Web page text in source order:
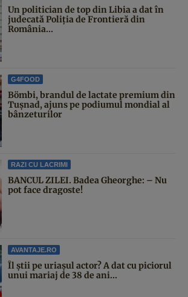
Un politician de top din Libia a dat în
judecată Poliția de Frontieră din
România...
G4FOOD
Bömbi, brandul de lactate premium din
Tușnad, ajuns pe podiumul mondial al
bânzeturilor
RAZI CU LACRIMI
BANCUL ZILEI. Badea Gheorghe: – Nu
pot face dragoste!
AVANTAJE.RO
Îl știi pe uriașul actor? A dat cu piciorul
unui mariaj de 38 de ani...